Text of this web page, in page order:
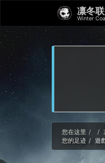
凛冬
Winter
您在这里
您的足迹
遊